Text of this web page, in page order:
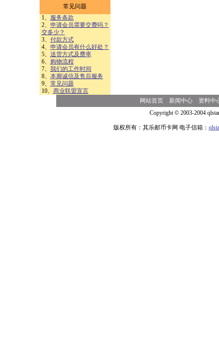
常见问题
1、
服务条款
2、 申请会员需要交费吗？
交多少？
3、 付款方式
4、 申请会员有什么好处？
5、 送货方式及费率
6、
购物流程
7、 我们的工作时间
8、 本廊诚信及售后服务
9、 常见问题
10、 商业联盟宣言
网站首页 新闻中心
资料中
Copyright © 2003-2004
版权所有：其乐邮币卡网 电子信箱：